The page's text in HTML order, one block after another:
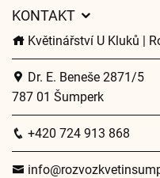
KONTAKT
Květinářství U Kluků |
Dr. E. Beneše 2871/5
787 01 Šumperk
+420 724 913 868